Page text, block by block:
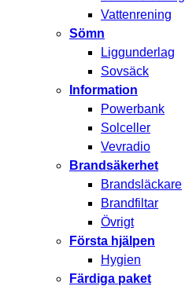
Vattenrening
Sömn
Liggunderlag
Sovsäck
Information
Powerbank
Solceller
Vevradio
Brandsäkerhet
Brandsläckare
Brandfiltar
Övrigt
Första hjälpen
Hygien
Färdiga paket